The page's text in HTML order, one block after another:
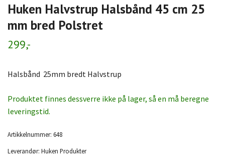
Huken Halvstrup Halsbånd 45 cm 25
mm bred Polstret
299,-
Halsbånd 25mm bredt Halvstrup
Produktet finnes dessverre ikke på lager, så en må beregne
leveringstid.
Artikkelnummer: 648
Leverandør: Huken Produkter